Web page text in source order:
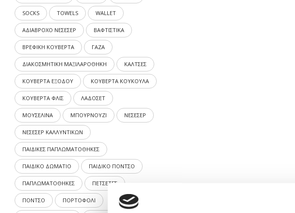
SOCKS TOWELS WALLET
ΑΔΙΑΒΡΟΧΟ ΝΕΣΕΣΕΡ ΒΑΦΤΙΣΤΙΚΑ
ΒΡΕΦΙΚΗ ΚΟΥΒΕΡΤΑ ΓΑΖΑ
ΔΙΑΚΟΣΜΗΤΙΚΗ ΜΑΞΙΛΑΡΟΘΗΚΗ ΚΑΛΤΣΕΣ
ΚΟΥΒΕΡΤΑ ΕΞΟΔΟΥ ΚΟΥΒΕΡΤΑ ΚΟΥΚΟΥΛΑ
ΚΟΥΒΕΡΤΑ ΦΛΙΣ ΛΑΔΟΣΕΤ
ΜΟΥΣΕΛΙΝΑ ΜΠΟΥΡΝΟΥΖΙ ΝΕΣΕΣΕΡ
ΝΕΣΕΣΕΡ ΚΑΛΛΥΝΤΙΚΩΝ
ΠΑΙΔΙΚΕΣ ΠΑΠΛΩΜΑΤΟΘΗΚΕΣ
ΠΑΙΔΙΚΟ ΔΩΜΑΤΙΟ ΠΑΙΔΙΚΟ ΠΟΝΤΣΟ
ΠΑΠΛΩΜΑΤΟΘΗΚΕΣ ΠΕΤΣΕΤΕΣ
ΠΟΝΤΣΟ ΠΟΡΤΟΦΟΛΙ